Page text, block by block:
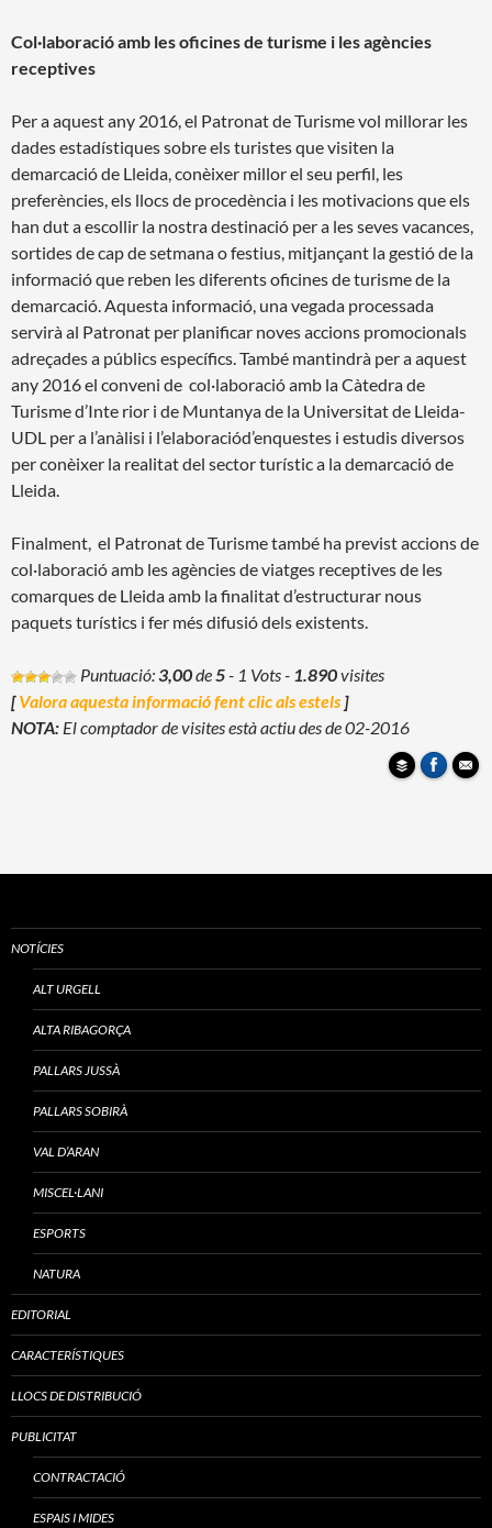
Col·laboració amb les oficines de turisme i les agències
receptives
Per a aquest any 2016, el Patronat de Turisme vol millorar les
dades estadístiques sobre els turistes que visiten la
demarcació de Lleida, conèixer millor el seu perfil, les
preferències, els llocs de procedència i les motivacions que els
han dut a escollir la nostra destinació per a les seves vacances,
sortides de cap de setmana o festius, mitjançant la gestió de la
informació que reben les diferents oficines de turisme de la
demarcació. Aquesta informació, una vegada processada
servirà al Patronat per planificar noves accions promocionals
adreçades a públics específics. També mantindrà per a aquest
any 2016 el conveni de col·laboració amb la Càtedra de
Turisme d’Inte rior i de Muntanya de la Universitat de Lleida-
UDL per a l’anàlisi i l’elaboraciód’enquestes i estudis diversos
per conèixer la realitat del sector turístic a la demarcació de
Lleida.
Finalment, el Patronat de Turisme també ha previst accions de
col·laboració amb les agències de viatges receptives de les
comarques de Lleida amb la finalitat d’estructurar nous
paquets turístics i fer més difusió dels existents.
Puntuació:3,00de5- 1 Vots- 1.890visites
[Valora aquesta informació fent clic als estels ]
NOTA: El comptador de visites està actiu des de 02-2016
NOTÍCIES
ALT URGELL
ALTA RIBAGORÇA
PALLARS JUSSÀ
PALLARS SOBIRÀ
VAL D’ARAN
MISCEL·LANI
ESPORTS
NATURA
EDITORIAL
CARACTERÍSTIQUES
LLOCS DE DISTRIBUCIÓ
PUBLICITAT
CONTRACTACIÓ
ESPAIS I MIDES